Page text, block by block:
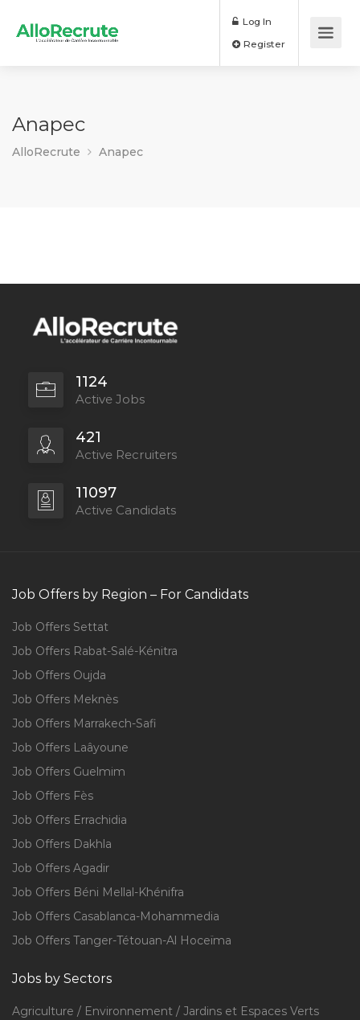
Log In
Anapec
AlloRecrute Anapec
1124
Active Jobs
421
Active Recruiters
11097
Active Candidats
Job Offers by Region – For Candidats
Job Offers Settat
Job Offers Rabat-Salé-Kénitra
Job Offers Oujda
Job Offers Meknès
Job Offers Marrakech-Safi
Job Offers Laâyoune
Job Offers Guelmim
Job Offers Fès
Job Offers Errachidia
Job Offers Dakhla
Job Offers Agadir
Job Offers Béni Mellal-Khénifra
Job Offers Casablanca-Mohammedia
Job Offers Tanger-Tétouan-Al Hoceïma
Jobs by Sectors
Agriculture / Environnement / Jardins et Espaces Verts